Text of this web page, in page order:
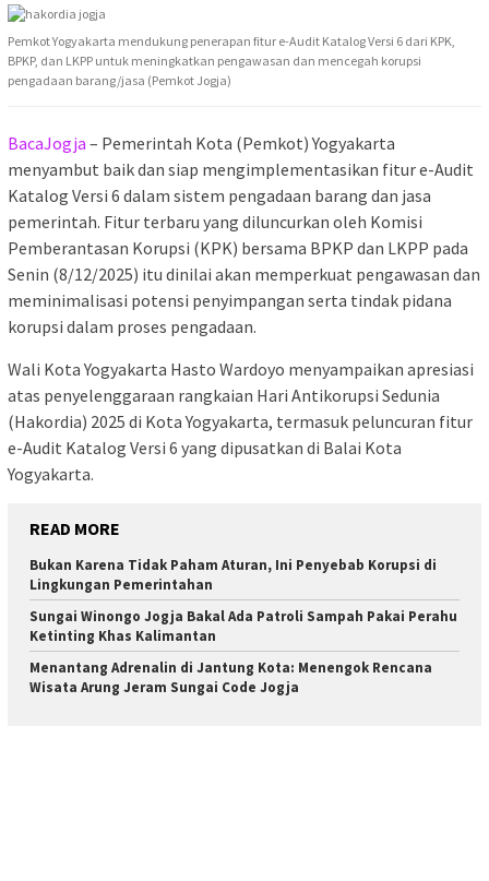
Pemkot Yogyakarta mendukung penerapan fitur e-Audit Katalog Versi 6 dari KPK,
BPKP, dan LKPP untuk meningkatkan pengawasan dan mencegah korupsi
pengadaan barang/jasa (Pemkot Jogja)
BacaJogja – Pemerintah Kota (Pemkot) Yogyakarta
menyambut baik dan siap mengimplementasikan fitur e-Audit
Katalog Versi 6 dalam sistem pengadaan barang dan jasa
pemerintah. Fitur terbaru yang diluncurkan oleh Komisi
Pemberantasan Korupsi (KPK) bersama BPKP dan LKPP pada
Senin (8/12/2025) itu dinilai akan memperkuat pengawasan dan
meminimalisasi potensi penyimpangan serta tindak pidana
korupsi dalam proses pengadaan.
Wali Kota Yogyakarta Hasto Wardoyo menyampaikan apresiasi
atas penyelenggaraan rangkaian Hari Antikorupsi Sedunia
(Hakordia) 2025 di Kota Yogyakarta, termasuk peluncuran fitur
e-Audit Katalog Versi 6 yang dipusatkan di Balai Kota
Yogyakarta.
READ MORE
Bukan Karena Tidak Paham Aturan, Ini Penyebab Korupsi di
Lingkungan Pemerintahan
Sungai Winongo Jogja Bakal Ada Patroli Sampah Pakai Perahu
Ketinting Khas Kalimantan
Menantang Adrenalin di Jantung Kota: Menengok Rencana
Wisata Arung Jeram Sungai Code Jogja